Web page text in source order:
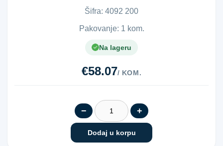
Šifra: 4​0​9​2​ ​2​0​0​
Pakovanje: 1 kom.
Na lageru
€58.07/ KOM.
− +
Dodaj u korpu